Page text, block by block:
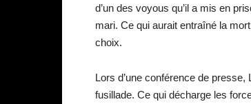
d’un des voyous qu’il a mis en
mari. Ce qui aurait entraîné la
choix.
Lors d’une conférence de
fusillade. Ce qui décharge les